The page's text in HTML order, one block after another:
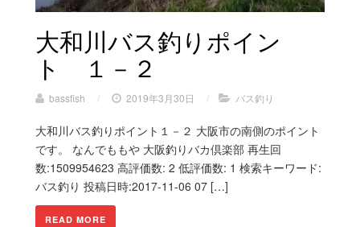
大和川バス釣りポイン
ト １－２
bassfish / 2019年3月30日 / バス釣り
大和川バス釣りポイント１－２ 大阪市の南側のポイント
です。 なんでももや 大阪釣りバカ倶楽部 再生回
数:1509954623 高評価数: 2 低評価数: 1 検索キーワード:
バス釣り 投稿日時:2017-11-06 07 […]
READ MORE